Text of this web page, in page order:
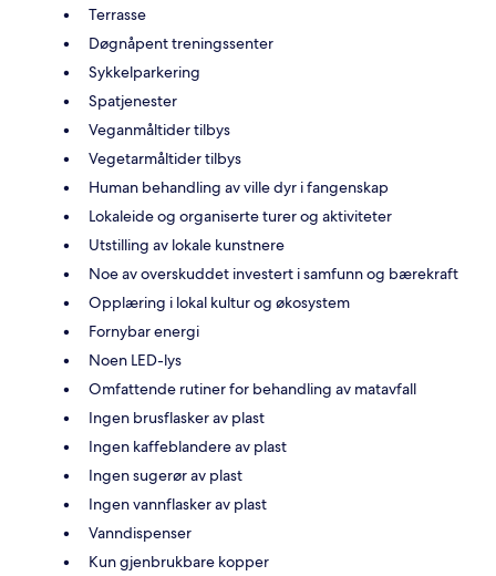
Terrasse
Døgnåpent treningssenter
Sykkelparkering
Spatjenester
Veganmåltider tilbys
Vegetarmåltider tilbys
Human behandling av ville dyr i fangenskap
Lokaleide og organiserte turer og aktiviteter
Utstilling av lokale kunstnere
Noe av overskuddet investert i samfunn og bærekraft
Opplæring i lokal kultur og økosystem
Fornybar energi
Noen LED-lys
Omfattende rutiner for behandling av matavfall
Ingen brusflasker av plast
Ingen kaffeblandere av plast
Ingen sugerør av plast
Ingen vannflasker av plast
Vanndispenser
Kun gjenbrukbare kopper